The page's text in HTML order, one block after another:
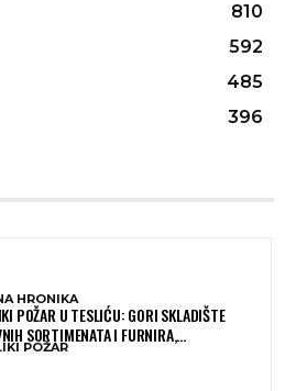
810
592
485
396
HRONIKA
POŽAR U TESLIĆU: GORI SKLADIŠTE
SORTIMENATA I FURNIRA,
STIŽE POMOĆ IZ VIŠE GRADOVA
POŽAR